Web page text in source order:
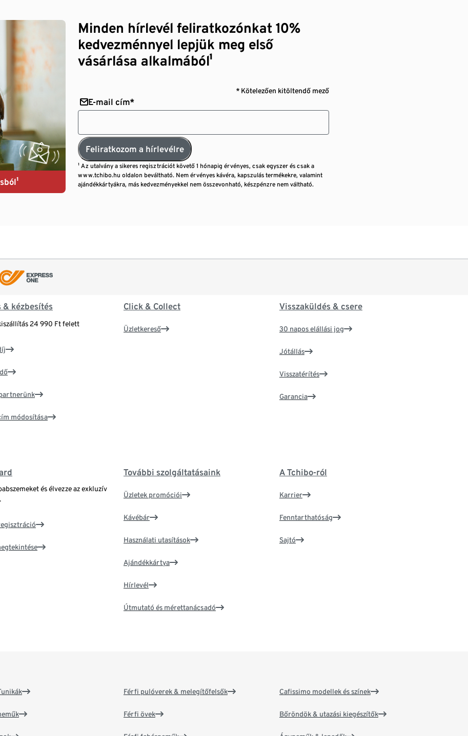
Minden hírlevél feliratkozónkat 10%
kedvezménnyel lepjük meg első
vásárlása alkalmából¹
* Kötelezően kitöltendő mező
E-mail cím*
Feliratkozom a hírlevélre
¹ Az utalvány a sikeres regisztrációt követő 1 hónapig érvényes, csak egyszer és csak a
www.tchibo.hu oldalon beváltható. Nem érvényes kávéra, kapszulás termékekre, valamint
ajándékkártyákra, más kedvezményekkel nem összevonható, készpénzre nem váltható.
& kézbesítés
24 990 Ft felett
módosítása
Click & Collect
Üzletkereső
Visszaküldés & csere
30 napos elállási jog
Jótállás
Visszatérítés
Garancia
és élvezze az exkluzív
További szolgáltatásaink
Üzletek promóciói
Kávébár
Használati utasítások
Ajándékkártya
Hírlevél
Útmutató és mérettanácsadó
A Tchibo-ról
Karrier
Fenntarthatóság
Sajtó
Férfi pulóverek & melegítőfelsők
Férfi övek
Cafissimo modellek és színek
Bőröndök & utazási kiegészítők